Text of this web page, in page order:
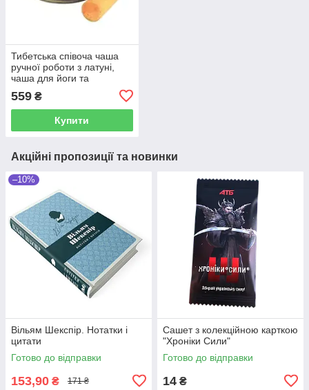
Тибетська співоча чаша
ручної роботи з латуні,
чаша для йоги та
зцілення та зняття стресу
8 см
559 ₴
Купити
Акційні пропозиції та новинки
–10%
Вільям Шекспір. Нотатки і
цитати
Готово до відправки
153,90 ₴ 171 ₴
Сашет з колекційною карткою
"Хроніки Сили"
Готово до відправки
14 ₴